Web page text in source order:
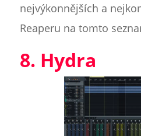
nejvýkonnějších a
Reaperu na tomto
8. Hydra